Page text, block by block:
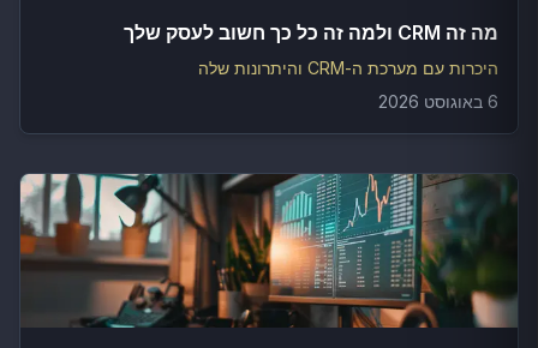
מה זה CRM ולמה זה כל כך חשוב לעסק שלך
היכרות עם מערכת ה-CRM והיתרונות שלה
6 באוגוסט 2026